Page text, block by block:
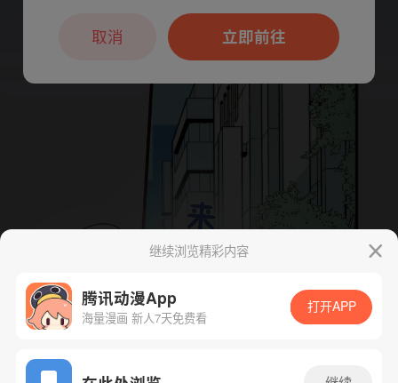
App免费看
继续浏览精彩内容
腾讯动漫App
海量漫画 新人7天免费看
打开APP
本章节仅支持App阅读，可打开App新用
户7天免费看立即前往
取消